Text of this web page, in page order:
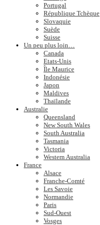
Portugal
République Tchèque
Slovaquie
Suède
Suisse
Un peu plus loin…
Canada
Etats-Unis
Île Maurice
Indonésie
Japon
Maldives
Thaïlande
Australie
Queensland
New South Wales
South Australia
Tasmania
Victoria
Western Australia
France
Alsace
Franche-Comté
Les Savoie
Normandie
Paris
Sud-Ouest
Vosges